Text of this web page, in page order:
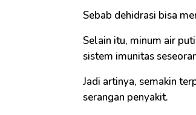
Sebab dehidrasi bisa
Selain itu, minum air
sistem imunitas
Jadi artinya, semakin
serangan penyakit.